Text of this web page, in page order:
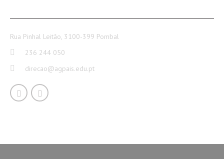
Rua Pinhal Leitão, 3100-399 Pombal
236 244 050
direcao@agpais.edu.pt